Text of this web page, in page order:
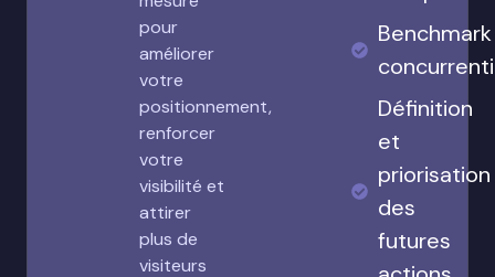
pour
améliorer
votre
positionnement,
renforcer
votre
visibilité et
attirer
plus de
visiteurs
Benchmark
Définition
et
priorisation
des
futures